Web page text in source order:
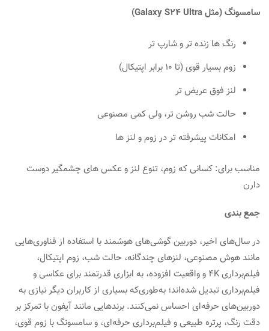
سامسونگ (مثل Galaxy S24 Ultra)
رنگ‌ ها زنده‌ تر و شارپ‌ تر
زوم بسیار قوی (تا 10 برابر اپتیکال)
لنز فوق عریض‌ تر
حالت شب روشن‌ تر، ولی کمی مصنوعی
امکانات پیشرفته‌ تر در زوم و لنز ها
مناسب برای: کسانی که زوم، تنوع لنز و عکس‌ های چشمگیر دوست
دارن
جمع بندی
در سال‌های اخیر، دوربین گوشی‌های هوشمند با استفاده از فناوری‌هایی
مانند هوش مصنوعی، لنزهای چندگانه، حالت شب، زوم اپتیکال،
فیلم‌برداری 4K و واقعیت افزوده، به ابزاری قدرتمند برای عکاسی و
فیلم‌برداری تبدیل شده‌اند؛ به‌طوری‌که بسیاری از کاربران دیگر نیازی به
دوربین‌های حرفه‌ای احساس نمی‌کنند. برندهایی مانند آیفون با تمرکز بر
دقت رنگ، پرتره طبیعی و فیلم‌برداری حرفه‌ای، و سامسونگ با زوم قوی،